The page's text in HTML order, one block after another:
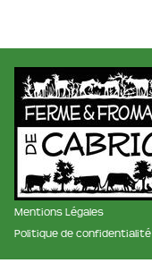
Mentions Légales
Politique de confidentialité